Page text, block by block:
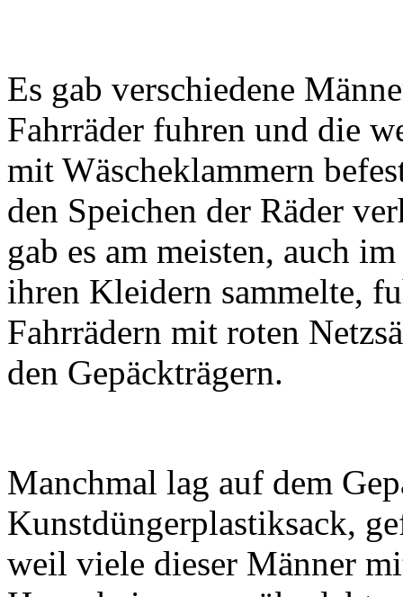
Es gab verschiedene
Fahrräder fuhren und die
mit Wäscheklammern
den Speichen der Räder
gab es am meisten, auch
ihren Kleidern sammelte,
Fahrrädern mit roten
den Gepäckträgern.
Manchmal lag auf dem
Kunstdüngerplastiksack,
weil viele dieser Männer